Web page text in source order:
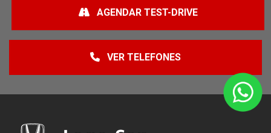
VER TELEFONES
AGENDAR TEST-DRIVE